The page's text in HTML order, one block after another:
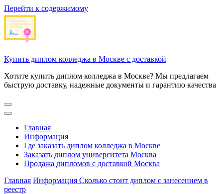
Перейти к содержимому
Купить диплом колледжа в Москве с доставкой
Хотите купить диплом колледжа в Москве? Мы предлагаем
быструю доставку, надежные документы и гарантию качества
Главная
Информация
Где заказать диплом колледжа в Москве
Заказать диплом университета Москва
Продажа дипломов с доставкой Москва
Главная Информация Сколько стоит диплом с занесением в
реестр